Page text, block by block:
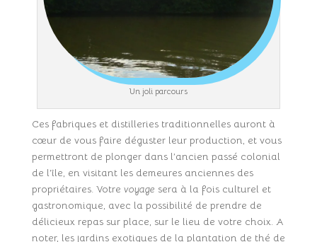
Un joli parcours
Ces fabriques et distilleries traditionnelles auront à
cœur de vous faire déguster leur production, et vous
permettront de plonger dans l’ancien passé colonial
de l’île, en visitant les demeures anciennes des
propriétaires. Votre voyage sera à la fois culturel et
gastronomique, avec la possibilité de prendre de
délicieux repas sur place, sur le lieu de votre choix. A
noter, les jardins exotiques de la plantation de thé de